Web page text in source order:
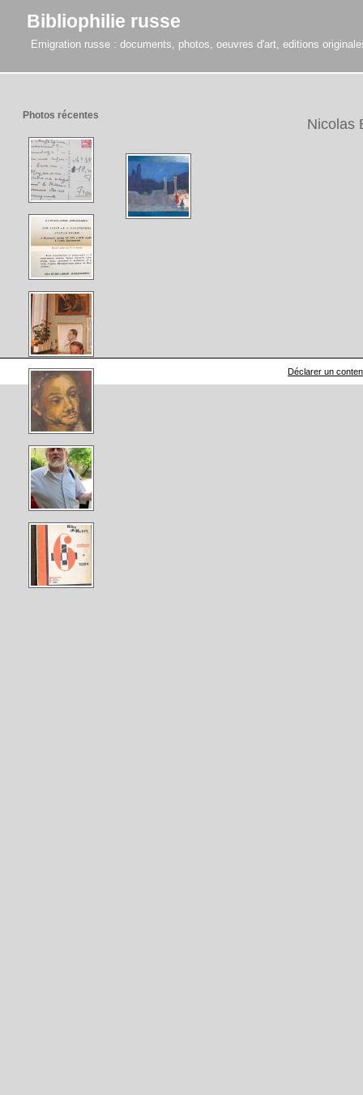
Bibliophilie russe
Emigration russe : documents, photos, oeuvres d'art, editions
Nicolas
Photos récentes
Déclarer un